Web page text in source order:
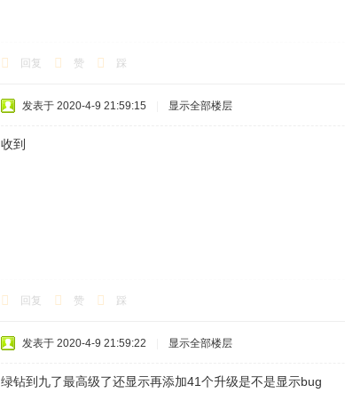
回复 赞 踩
发表于 2020-4-9 21:59:15 显示全部楼层
收到
回复 赞 踩
发表于 2020-4-9 21:59:22 显示全部楼层
绿钻到九了最高级了还显示再添加41个升级是不是显示bug